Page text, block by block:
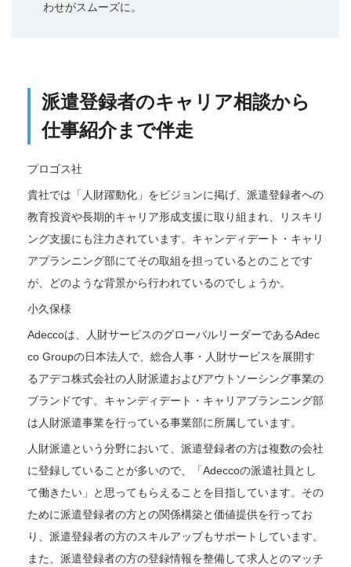
わせがスムーズに。
派遣登録者のキャリア相談から
仕事紹介まで伴走
プロゴス社
貴社では「人財躍動化」をビジョンに掲げ、派遣登録者への
教育投資や長期的キャリア形成支援に取り組まれ、リスキリ
ング支援にも注力されています。キャンディデート・キャリ
アプランニング部にてその取組を担っているとのことです
が、どのような背景から行われているのでしょうか。
小久保様
Adeccoは、人財サービスのグローバルリーダーであるAdec
co Groupの日本法人で、総合人事・人財サービスを展開す
るアデコ株式会社の人財派遣およびアウトソーシング事業の
ブランドです。キャンディデート・キャリアプランニング部
は人財派遣事業を行っている事業部に所属しています。
人財派遣という分野において、派遣登録者の方は複数の会社
に登録していることが多いので、「Adeccoの派遣社員とし
て働きたい」と思ってもらえることを目指しています。その
ために派遣登録者の方との関係構築と価値提供を行ってお
り、派遣登録者の方のスキルアップもサポートしています。
また、派遣登録者の方の登録情報を整備して求人とのマッチ